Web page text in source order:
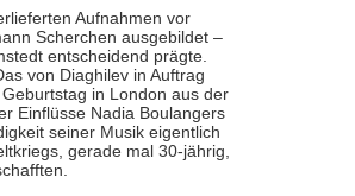
Aufnahmen vor
Scherchen ausgebildet –
entscheidend prägte.
von Diaghilev in Auftrag
in London aus der
Einflüsse Nadia Boulangers
seiner Musik eigentlich
gerade mal 30-jährig,